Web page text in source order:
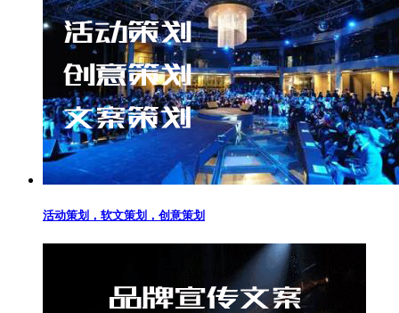
活动策划，软文策划，创意策划